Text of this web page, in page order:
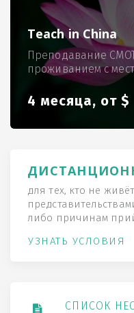
Teach in China
Преподавание
проживанием с
4 месяца, от $
для тех, кто не
либо причинам
УЗНАТЬ УСЛОВИЯ
СПИСОК